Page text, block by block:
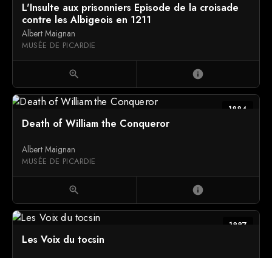
L'Insulte aux prisonniers Episode de la croisade
contre les Albigeois en 1211
Albert Maignan
MUSÉE DE PICARDIE
zoom_in info
1884
Death of William the Conqueror
Albert Maignan
MUSÉE DE PICARDIE
zoom_in info
1887
Les Voix du tocsin